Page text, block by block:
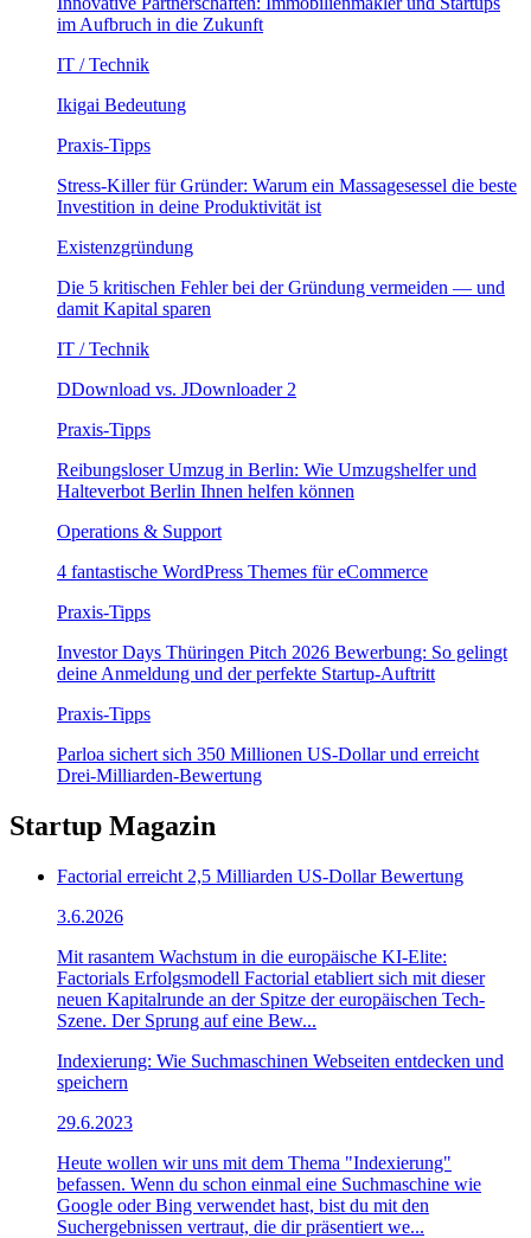
im Aufbruch in die Zukunft
IT / Technik
Ikigai Bedeutung
Praxis-Tipps
Stress-Killer für Gründer: Warum ein Massagesessel die beste
Investition in deine Produktivität ist
Existenzgründung
Die 5 kritischen Fehler bei der Gründung vermeiden — und
damit Kapital sparen
IT / Technik
DDownload vs. JDownloader 2
Praxis-Tipps
Reibungsloser Umzug in Berlin: Wie Umzugshelfer und
Halteverbot Berlin Ihnen helfen können
Operations & Support
4 fantastische WordPress Themes für eCommerce
Praxis-Tipps
Investor Days Thüringen Pitch 2026 Bewerbung: So gelingt
deine Anmeldung und der perfekte Startup-Auftritt
Praxis-Tipps
Parloa sichert sich 350 Millionen US-Dollar und erreicht
Drei-Milliarden-Bewertung
Startup Magazin
Factorial erreicht 2,5 Milliarden US-Dollar Bewertung
3.6.2026
Mit rasantem Wachstum in die europäische KI-Elite:
Factorials Erfolgsmodell Factorial etabliert sich mit dieser
neuen Kapitalrunde an der Spitze der europäischen Tech-
Szene. Der Sprung auf eine Bew...
Indexierung: Wie Suchmaschinen Webseiten entdecken und
speichern
29.6.2023
Heute wollen wir uns mit dem Thema "Indexierung"
befassen. Wenn du schon einmal eine Suchmaschine wie
Google oder Bing verwendet hast, bist du mit den
Suchergebnissen vertraut, die dir präsentiert we...